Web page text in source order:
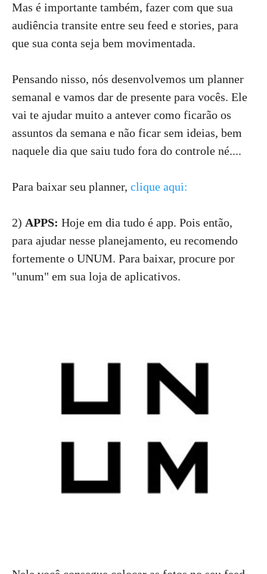
Mas é importante também, fazer com que sua
audiência transite entre seu feed e stories, para
que sua conta seja bem movimentada.
Pensando nisso, nós desenvolvemos um planner
semanal e vamos dar de presente para vocês. Ele
vai te ajudar muito a antever como ficarão os
assuntos da semana e não ficar sem ideias, bem
naquele dia que saiu tudo fora do controle né....
Para baixar seu planner, clique aqui:
2) APPS: Hoje em dia tudo é app. Pois então,
para ajudar nesse planejamento, eu recomendo
fortemente o UNUM. Para baixar, procure por
"unum" em sua loja de aplicativos.